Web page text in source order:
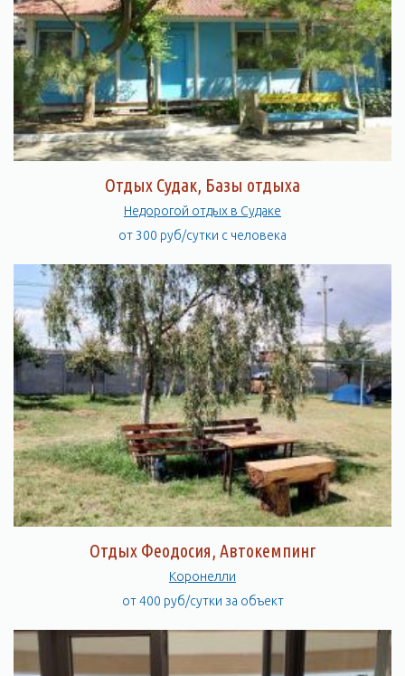
Отдых Судак, Базы отдыха
Недорогой отдых в Судаке
от 300 руб/сутки с человека
Отдых Феодосия, Автокемпинг
Коронелли
от 400 руб/сутки за объект